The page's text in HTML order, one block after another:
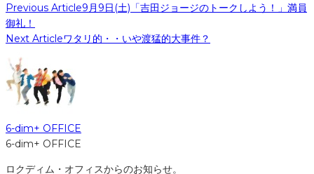
Previous Article9月9日(土)「吉田ジョージのトークしよう！」満員
御礼！
Next Articleワタリ的・・いや渡猛的大事件？
6-dim+ OFFICE
6-dim+ OFFICE
ロクディム・オフィスからのお知らせ。